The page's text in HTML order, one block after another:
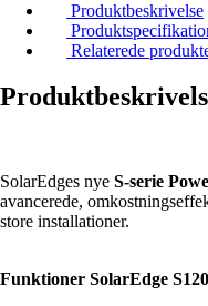
Produktbeskrivelse
Relaterede
SolarEdges nye S-serie
avancerede,
store installationer.
Funktioner SolarEdge